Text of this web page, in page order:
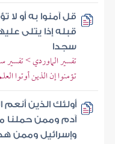
قل آمنوا به أو لا
قبله إذا يتلى
سجدا
تفسير الماوردي > تفسير
تؤمنوا إن الذين أوتوا
أولئك الذين
آدم وممن حملنا
وإسرائيل وممن